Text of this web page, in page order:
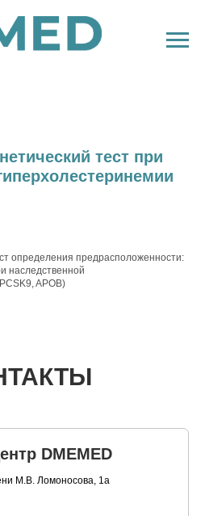
тест при
определения предрасположенности:
наследственной
APOB)
DMEMED
М.В. Ломоносова, 1а